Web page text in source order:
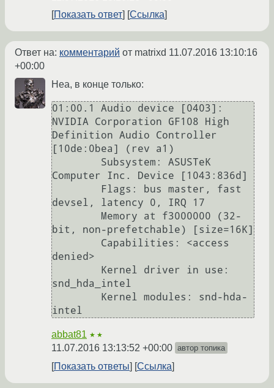
Показать ответ
Ссылка
Ответ на: комментарий от matrixd 11.07.2016 13:10:16
+00:00
Неа, в конце только:
01:00.1 Audio device [0403]:
NVIDIA Corporation GF108 High
Definition Audio Controller
[10de:0bea] (rev a1)
Computer Inc. Device [1043:836d]
devsel, latency 0, IRQ 17
bit, non-prefetchable) [size=16K]
denied>
snd_hda_intel
intel
abbat81 ★★
11.07.2016 13:13:52 +00:00 автор топика
Показать ответы Ссылка